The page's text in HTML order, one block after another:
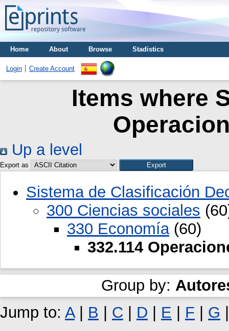
Home About Browse Stadistics
Login Create Account
Items where
Up a level
Export as
Sistema de Clasificación
300 Ciencias sociales
330 Economía(60)
332.114
Group by:
Jump to: A| B | C | D | E | F | G